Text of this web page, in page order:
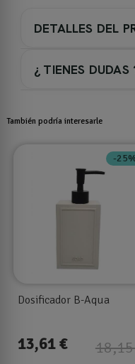
DETALLES DEL
¿ TIENES DUDAS
También podría interesarle
-
Dosificador B-Aqua
13,61 €